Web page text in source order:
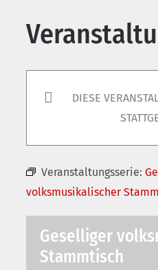
DIESE
Veranstaltungsserie:
volksmusikalischer
Geselliger
Stammtisch